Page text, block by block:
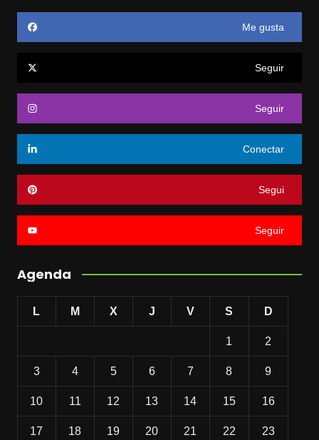
Me gusta
Seguir
Seguir
Conectar
Segui
Seguir
Agenda
L M X J V S D
1 2
3 4 5 6 7 8 9
10 11 12 13 14 15 16
17 18 19 20 21 22 23